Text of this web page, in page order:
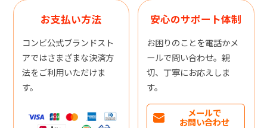
お支払い方法
コンビ公式ブランドスト
アではさまざまな決済方
法をご利用いただけま
す。
安心のサポート体制
お困りのことを電話かメ
ールで問い合わせ。親
切、丁寧にお応えしま
す。
メールで
お問い合わせ